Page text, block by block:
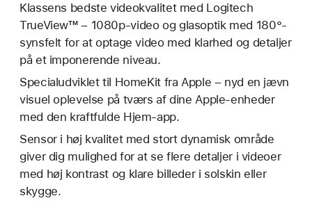
Klassens bedste videokvalitet med Logitech
TrueView™ – 1080p-video og glasoptik med 180°-
synsfelt for at optage video med klarhed og detaljer
på et imponerende niveau.
Specialudviklet til HomeKit fra Apple – nyd en jævn
visuel oplevelse på tværs af dine Apple-enheder
med den kraftfulde Hjem-app.
Sensor i høj kvalitet med stort dynamisk område
giver dig mulighed for at se flere detaljer i videoer
med høj kontrast og klare billeder i solskin eller
skygge.